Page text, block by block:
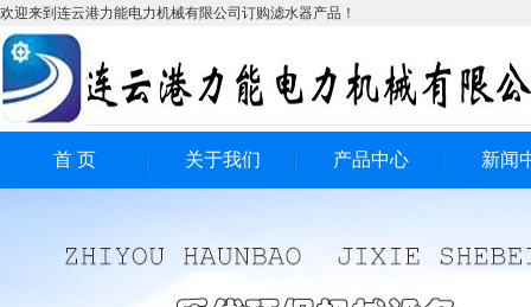
欢迎来到连云港力能电力机械有限公司订购滤水器产品！
首 页 关于我们 产品中心 新闻